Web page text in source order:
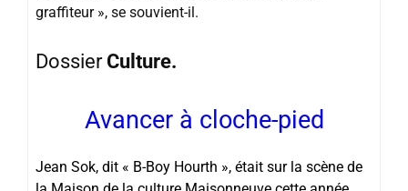
graffiteur », se souvient-il.
Dossier Culture.
Avancer à cloche-pied
Jean Sok, dit « B-Boy Hourth », était sur la scène de